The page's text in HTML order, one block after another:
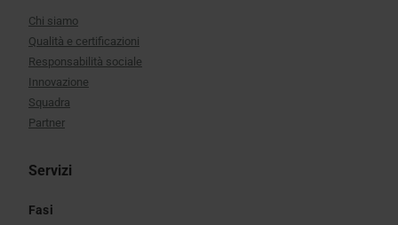
Chi siamo
Qualità e certificazioni
Responsabilità sociale
Innovazione
Squadra
Partner
Servizi
Fasi